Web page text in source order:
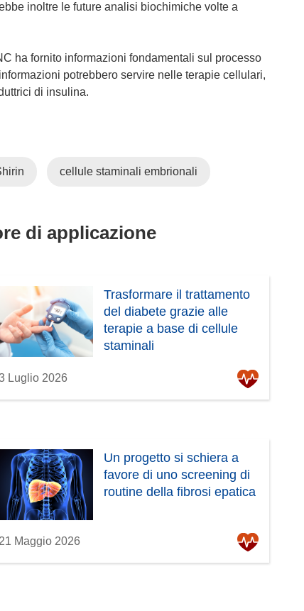
inoltre le future analisi biochimiche volte a
ha fornito informazioni fondamentali sul processo
potrebbero servire nelle terapie cellulari,
di insulina.
cellule staminali embrionali
di applicazione
Trasformare il trattamento
del diabete grazie alle
terapie a base di cellule
staminali
Luglio 2026
Un progetto si schiera a
favore di uno screening di
routine della fibrosi epatica
21 Maggio 2026